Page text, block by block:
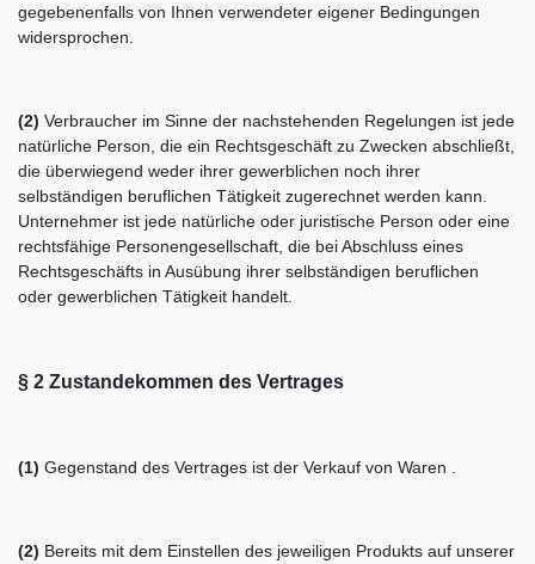
gegebenenfalls von Ihnen verwendeter eigener Bedingungen
widersprochen.
(2) Verbraucher im Sinne der nachstehenden Regelungen ist jede
natürliche Person, die ein Rechtsgeschäft zu Zwecken abschließt,
die überwiegend weder ihrer gewerblichen noch ihrer
selbständigen beruflichen Tätigkeit zugerechnet werden kann.
Unternehmer ist jede natürliche oder juristische Person oder eine
rechtsfähige Personengesellschaft, die bei Abschluss eines
Rechtsgeschäfts in Ausübung ihrer selbständigen beruflichen
oder gewerblichen Tätigkeit handelt.
§ 2 Zustandekommen des Vertrages
(1) Gegenstand des Vertrages ist der Verkauf von Waren
(2) Bereits mit dem Einstellen des jeweiligen Produkts auf unserer